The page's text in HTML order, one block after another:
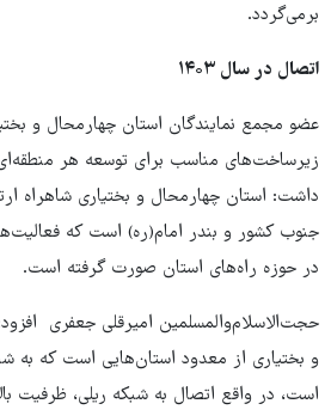
برمی‌گردد.
اتصال در سال ۱۴۰۳
عضو مجمع نمایندگان استان چهارمحال و
زیرساخت‌های مناسب برای توسعه هر
داشت: استان چهارمحال و بختیاری شاهراه
جنوب کشور و بندر امام(ره) است که
در حوزه راه‌های استان صورت گرفته است.
حجت‌الاسلام‌والمسلمین امیرقلی جعفری
و بختیاری از معدود استان‌هایی است که به
است، در واقع اتصال به شبکه ریلی، ظرفیت